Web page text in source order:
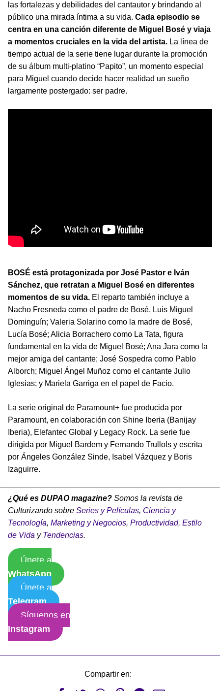
las fortalezas y debilidades del cantautor y brindando al
público una mirada íntima a su vida. Cada episodio se
centra en una canción diferente de Miguel Bosé y viaja
a momentos cruciales en la vida del artista. La línea de
tiempo actual de la serie tiene lugar durante la promoción
de su álbum multi-platino “Papito”, un momento especial
para Miguel cuando decide hacer realidad un sueño
largamente postergado: ser padre.
BOSÉ está protagonizada por José Pastor e Iván
Sánchez, que retratan a Miguel Bosé en diferentes
momentos de su vida. El reparto también incluye a
Nacho Fresneda como el padre de Bosé, Luis Miguel
Dominguín; Valeria Solarino como la madre de Bosé,
Lucía Bosé; Alicia Borrachero como La Tata, figura
fundamental en la vida de Miguel Bosé; Ana Jara como la
mejor amiga del cantante; José Sospedra como Pablo
Alborch; Miguel Ángel Muñoz como el cantante Julio
Iglesias; y Mariela Garriga en el papel de Facio.
La serie original de Paramount+ fue producida por
Paramount, en colaboración con Shine Iberia (Banijay
Iberia), Elefantec Global y Legacy Rock. La serie fue
dirigida por Miguel Bardem y Fernando Trullols y escrita
por Ángeles González Sinde, Isabel Vázquez y Boris
Izaguirre.
¿Qué es DUPAO magazine? Somos la revista de
Culturizando sobre Series y Películas, Ciencia y
Tecnología, Marketing y Negocios, Productividad, Estilo
de Vida y Tendencias.
Únete a
WhatsApp
Únete a
Telegram
Síguenos en
Instagram
Compartir en: